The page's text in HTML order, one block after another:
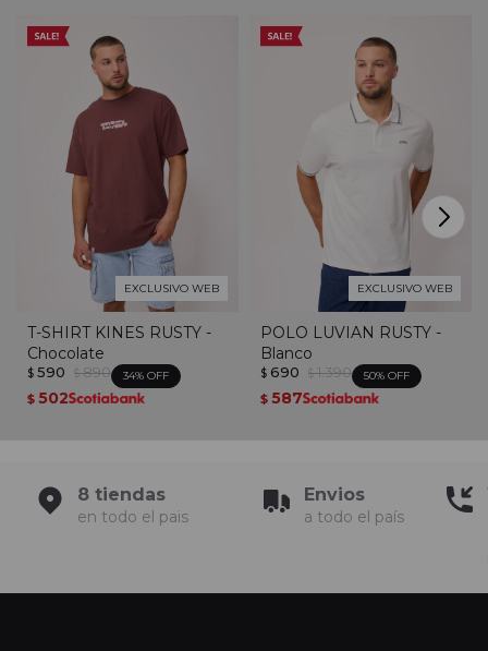
EXCLUSIVO WEB
T-SHIRT KINES RUSTY -
Chocolate
$ 590 $ 890 34
$ 502
EXCLUSIVO WEB
POLO LUVIAN RUSTY -
Blanco
$ 690 $ 1.390 50
$ 587
8 tiendas
en todo el pais
Envios
a todo el país